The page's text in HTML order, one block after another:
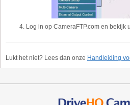
Log in op CameraFTP.com en bekijk
Lukt het niet? Lees dan onze Handleiding